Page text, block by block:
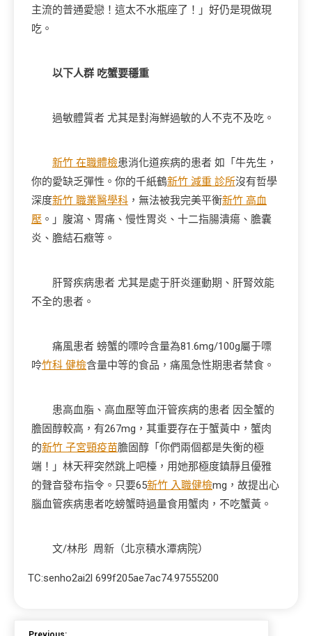
主流的普通愛戀！這太不水瓶座了！」好仍是現做現
吃。
以下人群 吃蟹要穩重
過敏體質者 尤其是對海鮮過敏的人不克不及吃。
新竹 在職體檢患消化道疾病的患者 如「牛先生，
你的愛缺乏彈性。你的千紙鶴新竹 減重 診所沒有哲學
深度新竹 職業醫學科 ，無法被我完美平衡新竹 高血
壓 。」腹瀉、胃痛、慢性胃炎、十二指腸潰瘍、膽囊
炎、膽結石癥等。
肝腎疾病患者 尤其是處于肝炎運動期、肝腎效能
不全的患者。
痛風患者 螃蟹的嘌呤含量為81.6mg/100g屬于嘌
呤竹科 健檢含量中等的食品，痛風急性期患者禁食。
患高血脂、高血壓等血汗管疾病的患者 因全蟹的
膽固醇較高，有267mg，其重要存在于蟹黃中，蟹肉
的新竹 子宮頸疫苗膽固醇「你們兩個都是失衡的極
端！」林天秤突然跳上吧檯，用她那極度鎮靜且優雅
的聲音發布指令。只要65新竹 入職健檢mg，故提出心
腦血管疾病患者吃螃蟹時過量食用蟹肉，不吃蟹黃。
文/林彤 周新（北京積水潭病院）
TC:senho2ai2l 699f205ae7ac74.97555200